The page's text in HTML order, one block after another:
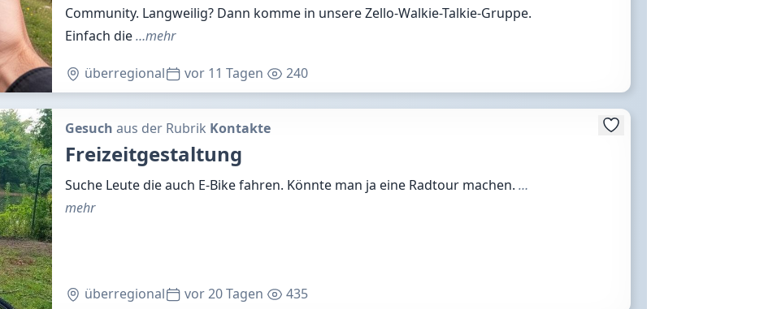
Community. Langweilig? Dann komme in unsere Zello-Walkie-Talkie-Gruppe.
Einfach die…mehr
überregional vor 11 Tagen 240
Gesuch aus der Rubrik Kontakte
Freizeitgestaltung
Suche Leute die auch E-Bike fahren. Könnte man ja eine Radtour machen. …
mehr
überregional vor 20 Tagen 435